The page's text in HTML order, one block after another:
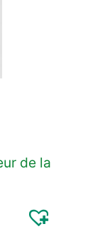
de la